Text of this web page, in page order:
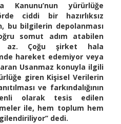
Kanunu’nun yürürlüğe
ciddi bir hazırlıksız
bu bilgilerin depolanması
somut adım atabilen
az. Çoğu şirket hala
hareket edemiyor veya
Usanmaz konuyla ilgili
giren Kişisel Verilerin
ve farkındalığının
olarak tesis edilen
ile, hem toplum hem
dedi.